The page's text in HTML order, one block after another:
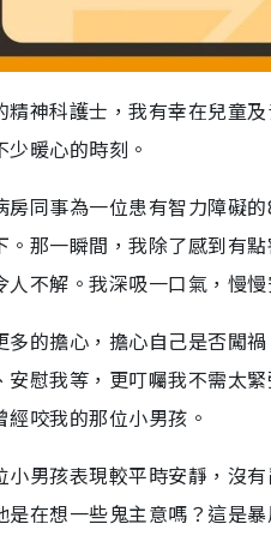
精神科護士，我有幸在兒童
暖心的時刻。
房同事為一位患有智力障礙
。那一瞬間，我除了感到有
人不解。我深吸一口氣，慢
多的擔心，擔心自己是否闖
安慰我等，更叮囑我不需太
咬我的那位小男孩。
小男孩表現較平時安靜，沒
是在想一些鬼主意嗎？這是